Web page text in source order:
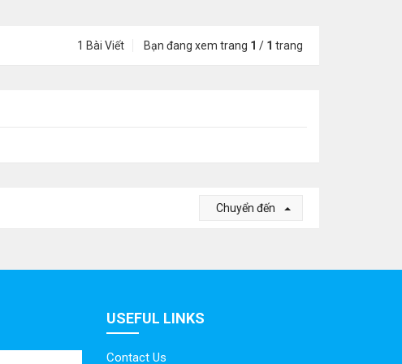
1 Bài Viết Bạn đang xem trang 1 / 1 trang
Chuyển đến
USEFUL LINKS
Contact Us